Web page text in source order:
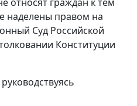
относят граждан к тем
наделены правом на
Суд Российской
Конституции